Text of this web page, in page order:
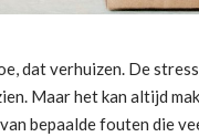
dat verhuizen. De
Maar het kan altijd
bepaalde fouten die